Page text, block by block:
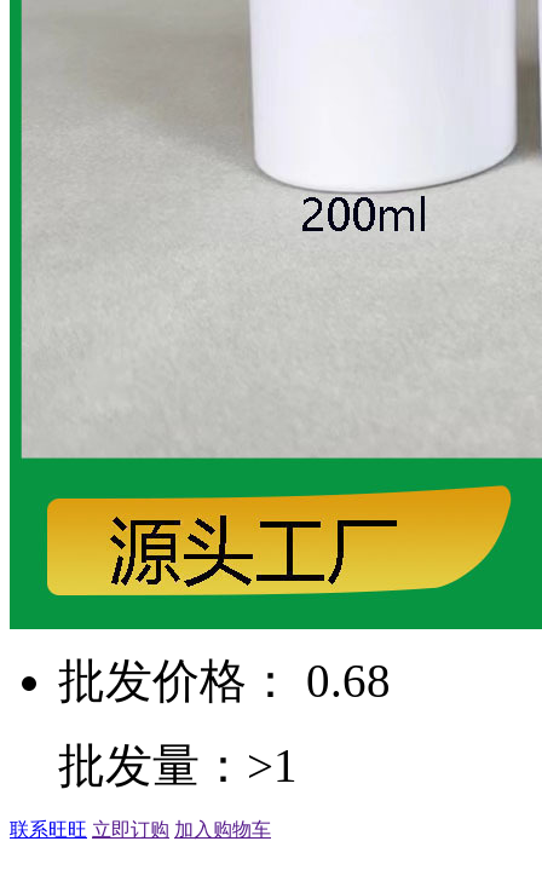
批发价格： 0.68
批发量：>1
联系旺旺 立即订购 加入购物车